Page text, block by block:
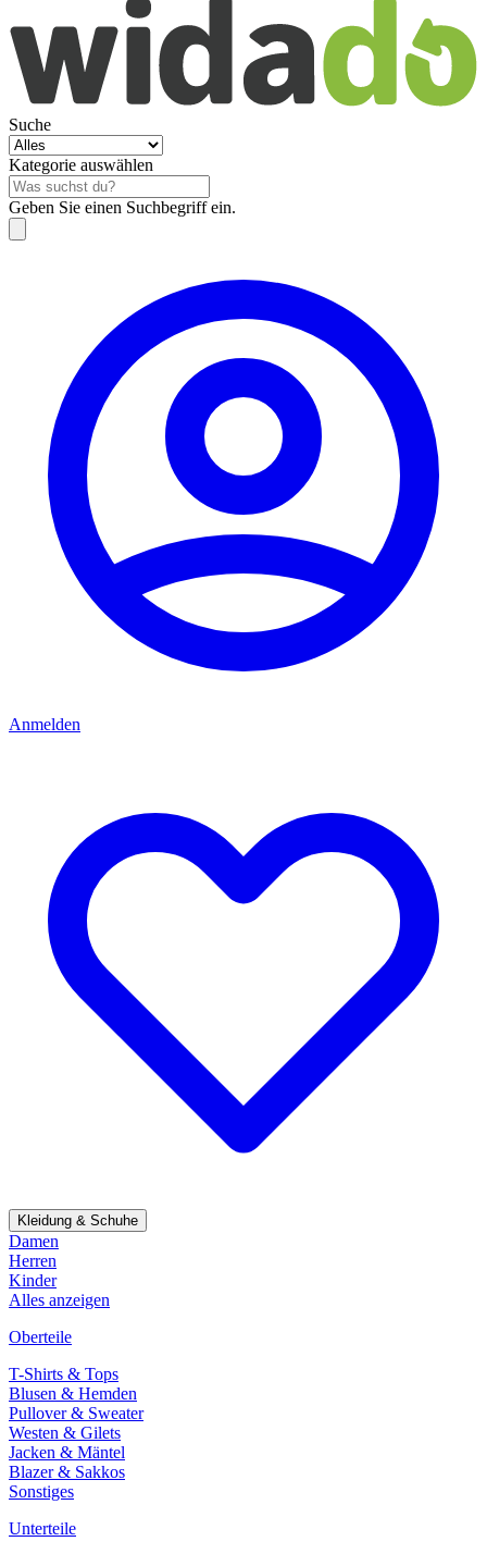
Suche
Kategorie auswählen
Geben Sie einen Suchbegriff ein.
Anmelden
Kleidung & Schuhe
Damen
Herren
Kinder
Alles anzeigen
Oberteile
T-Shirts & Tops
Blusen & Hemden
Pullover & Sweater
Westen & Gilets
Jacken & Mäntel
Blazer & Sakkos
Sonstiges
Unterteile